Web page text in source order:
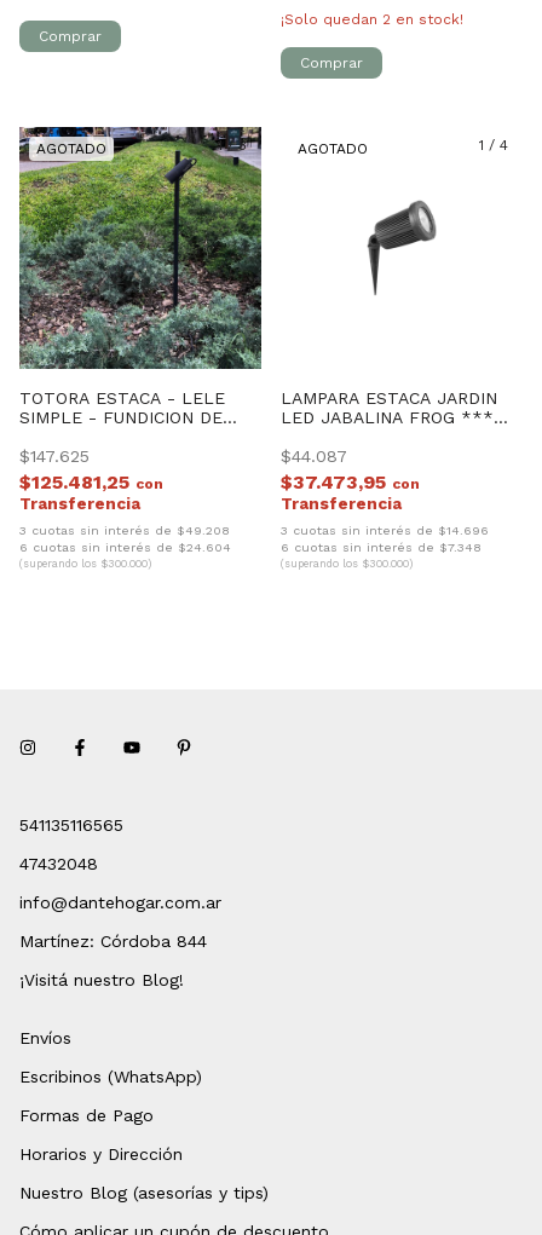
¡Solo quedan 2 en stock!
1/3
TOTORA ESTACA - LELE
SIMPLE - FUNDICION DE
$147.625
$125.481,25 con
3 cuotas sin interés de $49.208
6 cuotas sin interés de $24.604
(superando los $300.000)
1 / 4
LAMPARA ESTACA JARDIN
LED JABALINA FROG ***
$44.087
$37.473,95 con
3 cuotas sin interés de $14.696
6 cuotas sin interés de $7.348
(superando los $300.000)
541135116565
47432048
info@dantehogar.com.ar
Martínez: Córdoba 844
¡Visitá nuestro Blog!
Envíos
Escribinos (WhatsApp)
Formas de Pago
Horarios y Dirección
Nuestro Blog (asesorías y tips)